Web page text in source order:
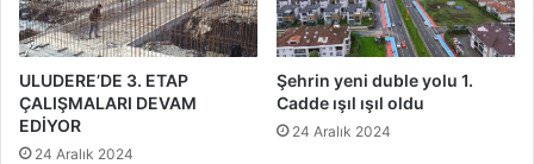
ULUDERE’DE 3. ETAP
ÇALIŞMALARI DEVAM
EDİYOR
24 Aralık 2024
Şehrin yeni duble yolu 1.
Cadde ışıl ışıl oldu
24 Aralık 2024